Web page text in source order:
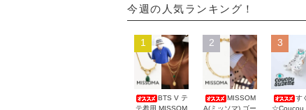
今週の人気ランキング！
1
BTS V テ
2
MISSOM
3
す